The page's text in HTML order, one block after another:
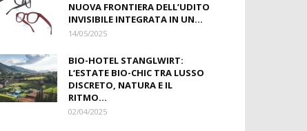
NUOVA FRONTIERA DELL’UDITO
INVISIBILE INTEGRATA IN UN...
14/05/2025
BIO-HOTEL STANGLWIRT:
L‘ESTATE BIO-CHIC TRA LUSSO
DISCRETO, NATURA E IL
RITMO...
02/04/2025